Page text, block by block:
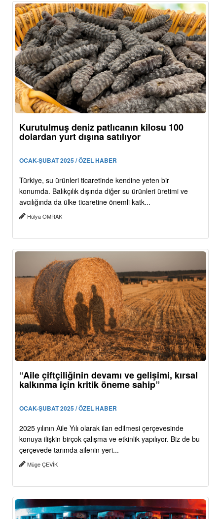
Kurutulmuş deniz patlıcanın kilosu 100
dolardan yurt dışına satılıyor
OCAK-ŞUBAT 2025 / ÖZEL HABER
Türkiye, su ürünleri ticaretinde kendine yeten bir
konumda. Balıkçılık dışında diğer su ürünleri üretimi ve
avcılığında da ülke ticaretine önemli katk...
Hülya OMRAK
“Aile çiftçiliğinin devamı ve gelişimi, kırsal
kalkınma için kritik öneme sahip”
OCAK-ŞUBAT 2025 / ÖZEL HABER
2025 yılının Aile Yılı olarak ilan edilmesi çerçevesinde
konuya ilişkin birçok çalışma ve etkinlik yapılıyor. Biz de bu
çerçevede tarımda ailenin yeri...
Müge ÇEVİK